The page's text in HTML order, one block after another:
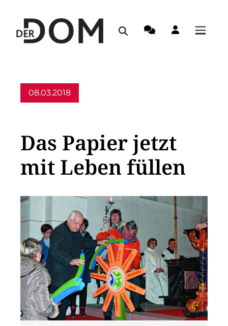
08.03.2018
Das Papier jetzt
mit Leben füllen